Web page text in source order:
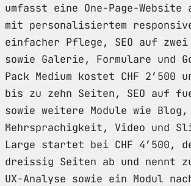
umfasst eine One-Page-Website
mit personalisiertem
einfacher Pflege, SEO auf zwei
sowie Galerie, Formulare und
Pack Medium kostet CHF 2’500
bis zu zehn Seiten, SEO auf
sowie weitere Module wie Blog,
Mehrsprachigkeit, Video und
Large startet bei CHF 4’500,
dreissig Seiten ab und nennt
UX-Analyse sowie ein Modul